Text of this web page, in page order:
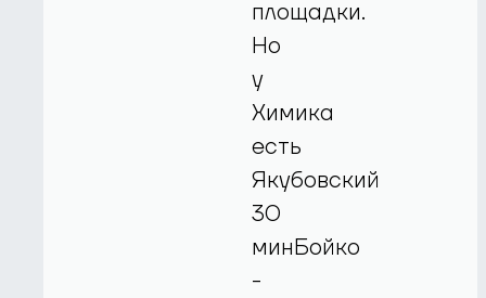
площадки.
Но
у
Химика
есть
Якубовский
30
минБойко
-